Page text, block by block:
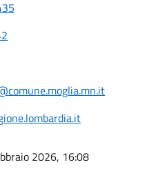
2026, 16:08